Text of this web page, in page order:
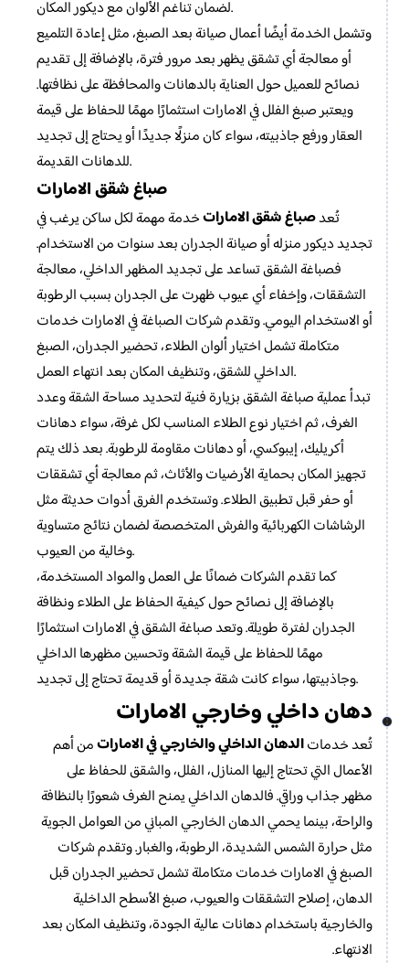
لضمان تناغم الألوان مع ديكور المكان.
وتشمل الخدمة أيضًا أعمال صيانة بعد الصبغ، مثل إعادة التلميع
أو معالجة أي تشقق يظهر بعد مرور فترة، بالإضافة إلى تقديم
نصائح للعميل حول العناية بالدهانات والمحافظة على نظافتها.
ويعتبر صبغ الفلل في الامارات استثمارًا مهمًا للحفاظ على قيمة
العقار ورفع جاذبيته، سواء كان منزلًا جديدًا أو يحتاج إلى تجديد
للدهانات القديمة.
صباغ شقق الامارات
تُعدصباغ شقق الاماراتخدمة مهمة لكل ساكن يرغب في
تجديد ديكور منزله أو صيانة الجدران بعد سنوات من الاستخدام.
فصباغة الشقق تساعد على تجديد المظهر الداخلي، معالجة
التشققات، وإخفاء أي عيوب ظهرت على الجدران بسبب الرطوبة
أو الاستخدام اليومي. وتقدم شركات الصباغة في الامارات خدمات
متكاملة تشمل اختيار ألوان الطلاء، تحضير الجدران، الصبغ
الداخلي للشقق، وتنظيف المكان بعد انتهاء العمل.
تبدأ عملية صباغة الشقق بزيارة فنية لتحديد مساحة الشقة وعدد
الغرف، ثم اختيار نوع الطلاء المناسب لكل غرفة، سواء دهانات
أكريليك، إيبوكسي، أو دهانات مقاومة للرطوبة. بعد ذلك يتم
تجهيز المكان بحماية الأرضيات والأثاث، ثم معالجة أي تشققات
أو حفر قبل تطبيق الطلاء. وتستخدم الفرق أدوات حديثة مثل
الرشاشات الكهربائية والفرش المتخصصة لضمان نتائج متساوية
وخالية من العيوب.
كما تقدم الشركات ضمانًا على العمل والمواد المستخدمة،
بالإضافة إلى نصائح حول كيفية الحفاظ على الطلاء ونظافة
الجدران لفترة طويلة. وتعد صباغة الشقق في الامارات استثمارًا
مهمًا للحفاظ على قيمة الشقة وتحسين مظهرها الداخلي
وجاذبيتها، سواء كانت شقة جديدة أو قديمة تحتاج إلى تجديد.
دهان داخلي وخارجي الامارات
تُعد خدماتالدهان الداخلي والخارجي في الاماراتمن أهم
الأعمال التي تحتاج إليها المنازل، الفلل، والشقق للحفاظ على
مظهر جذاب وراقي. فالدهان الداخلي يمنح الغرف شعورًا بالنظافة
والراحة، بينما يحمي الدهان الخارجي المباني من العوامل الجوية
مثل حرارة الشمس الشديدة، الرطوبة، والغبار. وتقدم شركات
الصبغ في الامارات خدمات متكاملة تشمل تحضير الجدران قبل
الدهان، إصلاح التشققات والعيوب، صبغ الأسطح الداخلية
والخارجية باستخدام دهانات عالية الجودة، وتنظيف المكان بعد
الانتهاء.